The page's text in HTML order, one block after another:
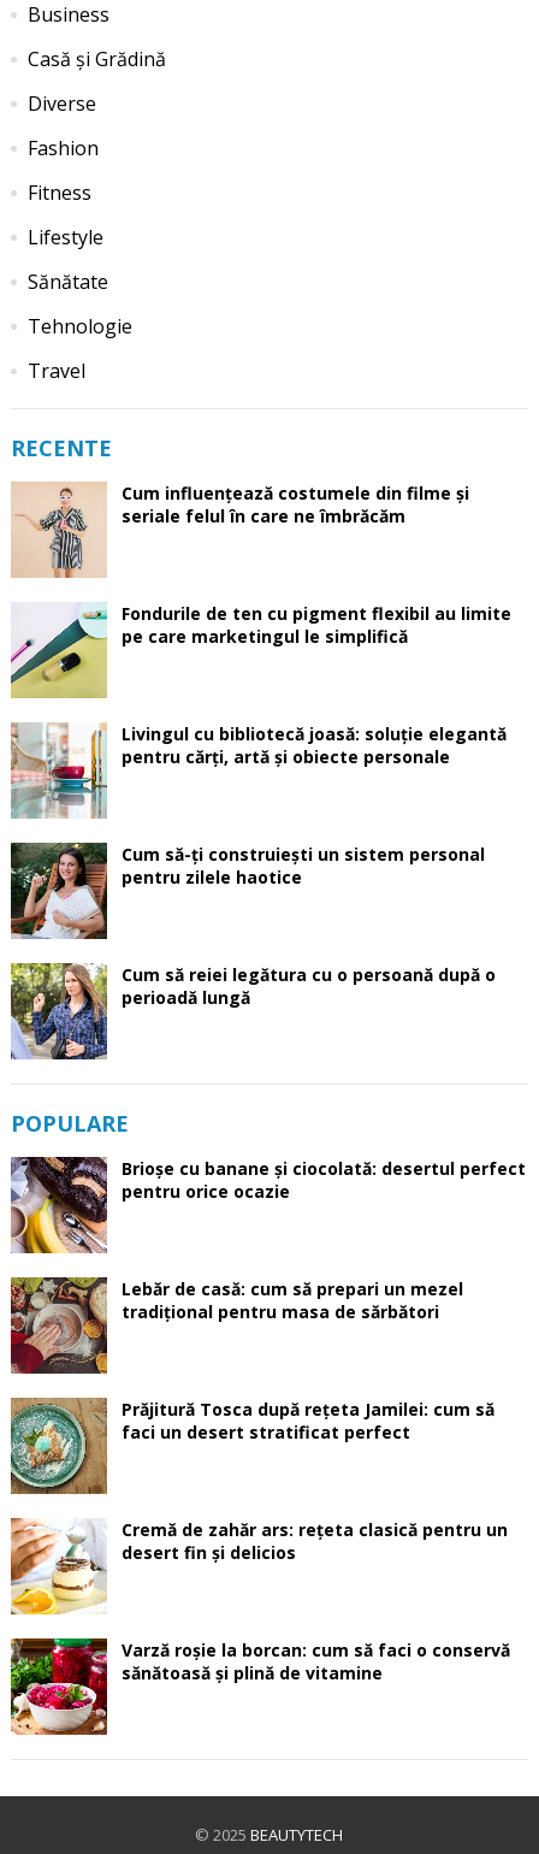
Business
Casă și Grădină
Diverse
Fashion
Fitness
Lifestyle
Sănătate
Tehnologie
Travel
RECENTE
Cum influențează costumele din filme și
seriale felul în care ne îmbrăcăm
Fondurile de ten cu pigment flexibil au limite
pe care marketingul le simplifică
Livingul cu bibliotecă joasă: soluție elegantă
pentru cărți, artă și obiecte personale
Cum să-ți construiești un sistem personal
pentru zilele haotice
Cum să reiei legătura cu o persoană după o
perioadă lungă
POPULARE
Brioșe cu banane și ciocolată: desertul perfect
pentru orice ocazie
Lebăr de casă: cum să prepari un mezel
tradițional pentru masa de sărbători
Prăjitură Tosca după rețeta Jamilei: cum să
faci un desert stratificat perfect
Cremă de zahăr ars: rețeta clasică pentru un
desert fin și delicios
Varză roșie la borcan: cum să faci o conservă
sănătoasă și plină de vitamine
© 2025BEAUTYTECH